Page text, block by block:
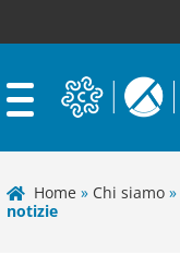
Home » Chi siamo »
notizie